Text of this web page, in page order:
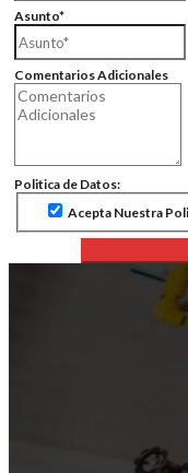
Asunto*
Comentarios Adicionales
Politica de Datos:
Acepta Nuestra